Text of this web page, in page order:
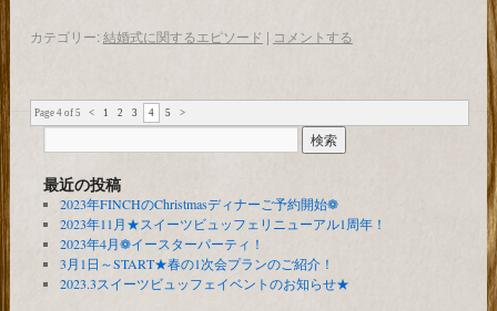
カテゴリー:結婚式に関するエピソード | コメントする
Page 4 of 5 < 1 2 3 4 5 >
最近の投稿
2023年FINCHのChristmasディナーご予約開始❁
2023年11月★スイーツビュッフェリニューアル1周年！
2023年4月❁イースターパーティ！
3月1日～START★春の1次会プランのご紹介！
2023.3スイーツビュッフェイベントのお知らせ★